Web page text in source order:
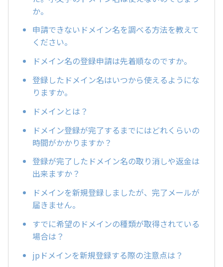
か。
申請できないドメイン名を調べる方法を教えて
ください。
ドメイン名の登録申請は先着順なのですか。
登録したドメイン名はいつから使えるようにな
りますか。
ドメインとは？
ドメイン登録が完了するまでにはどれくらいの
時間がかかりますか？
登録が完了したドメイン名の取り消しや返金は
出来ますか？
ドメインを新規登録しましたが、完了メールが
届きません。
すでに希望のドメインの種類が取得されている
場合は？
jpドメインを新規登録する際の注意点は？